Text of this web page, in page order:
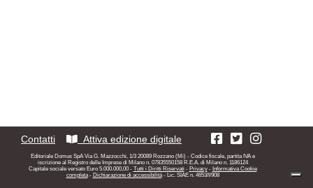
Contatti Attiva edizione digitale
Editoriale Domus SpA Via G. Mazzocchi, 1/3 20089 Rozzano (Mi) - Codice fiscale, partita IVA e
iscrizione al Registro delle Imprese di Milano n. 07835550158 R.E.A. di Milano n. 1186124
Capitale sociale versato Euro 5.000.000,00 - Tutti i Diritti Riservati- Privacy- Informativa Cookie
completa- Dichiarazione di accessibilità- Lic. SIAE n. 4653/I/908